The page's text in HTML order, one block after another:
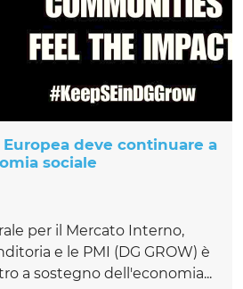
deve continuare a
sociale
per il Mercato Interno,
e le PMI (DG GROW) è
a sostegno dell'economia...